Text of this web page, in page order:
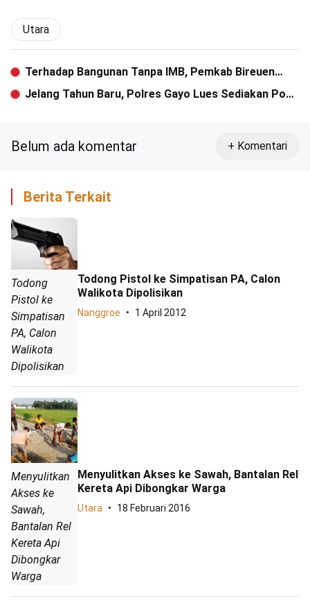
Utara
Terhadap Bangunan Tanpa IMB, Pemkab Bireuen
Belum Berani Bertindak Tegas
Jelang Tahun Baru, Polres Gayo Lues Sediakan Pos
Belum ada komentar + Komentari
Berita Terkait
Todong
Pistol ke
Simpatisan
PA, Calon
Walikota
Dipolisikan
Todong Pistol ke Simpatisan PA, Calon
Walikota Dipolisikan
Nanggroe 1 April 2012
Menyulitkan
Akses ke
Sawah,
Bantalan Rel
Kereta Api
Dibongkar
Warga
Menyulitkan Akses ke Sawah, Bantalan Rel
Kereta Api Dibongkar Warga
Utara 18 Februari 2016